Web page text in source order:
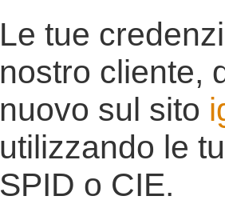
Le tue
nostro cliente,
nuovo sul sito
utilizzando le
SPID o CIE.